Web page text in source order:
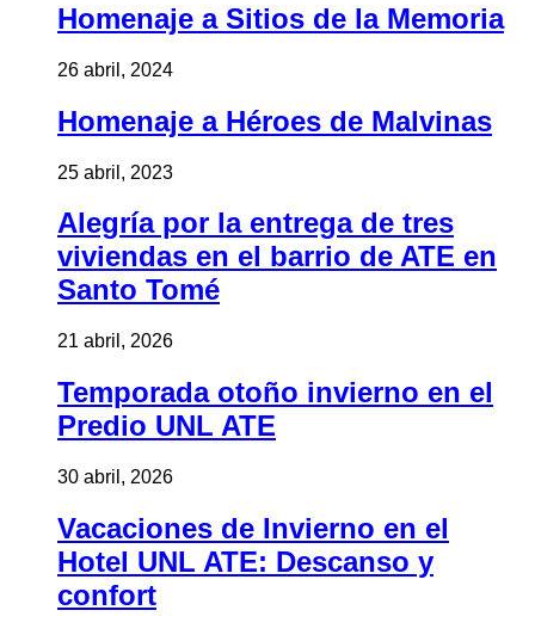
Homenaje a Sitios de la Memoria
26 abril, 2024
Homenaje a Héroes de Malvinas
25 abril, 2023
Alegría por la entrega de tres
viviendas en el barrio de ATE en
Santo Tomé
21 abril, 2026
Temporada otoño invierno en el
Predio UNL ATE
30 abril, 2026
Vacaciones de Invierno en el
Hotel UNL ATE: Descanso y
confort